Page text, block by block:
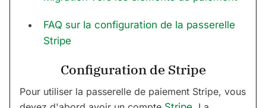
FAQ sur la configuration de la passerelle
Stripe
Configuration de Stripe
Pour utiliser la passerelle de paiement Stripe, vous